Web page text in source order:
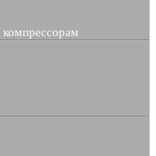
компрессорам